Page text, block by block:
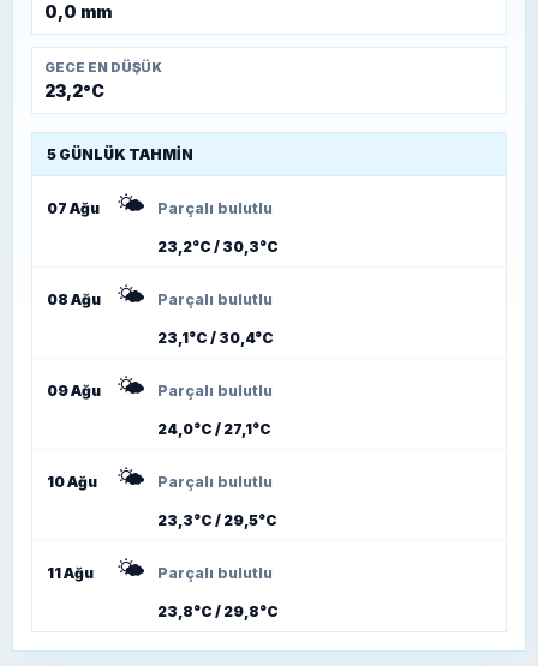
0,0 mm
GECE EN DÜŞÜK
23,2°C
5 GÜNLÜK TAHMIN
07 Ağu 🌤️ Parçalı bulutlu
23,2°C / 30,3°C
08 Ağu 🌤️ Parçalı bulutlu
23,1°C / 30,4°C
09 Ağu 🌤️ Parçalı bulutlu
24,0°C / 27,1°C
10 Ağu 🌤️ Parçalı bulutlu
23,3°C / 29,5°C
11 Ağu 🌤️ Parçalı bulutlu
23,8°C / 29,8°C